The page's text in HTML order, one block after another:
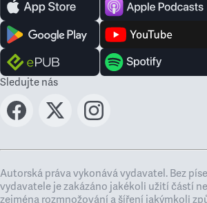
Sledujte nás
Autorská práva vykonává vydavatel. Bez
vydavatele je zakázáno jakékoli užití částí
zejména rozmnožování a šíření jakýmkoli